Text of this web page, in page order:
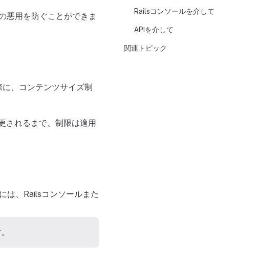
悪用を防ぐことができま
、コンテンツサイズ制
されるまで、制限は適用
は、Railsコンソールまた
Railsコンソールを介して
APIを介して
関連トピック